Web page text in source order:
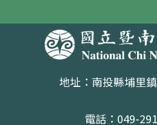
地址：南投縣埔里
電話：049-